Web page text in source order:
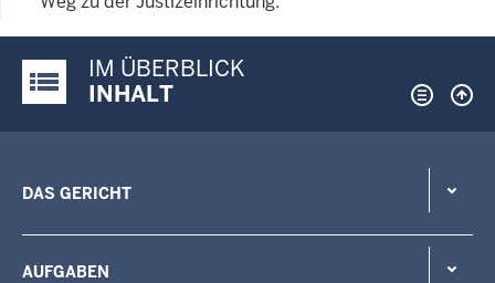
Justiz-Portal im Überblick:
IM ÜBERBLICK
INHALT
DAS GERICHT
AUFGABEN